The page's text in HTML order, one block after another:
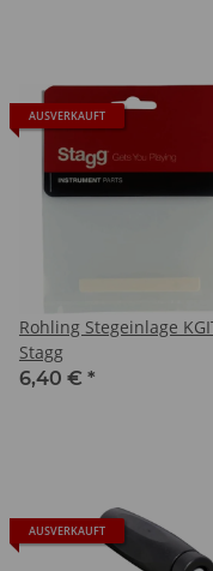
AUSVERKAUFT
Rohling Stegeinlage
Stagg
6,40 € *
AUSVERKAUFT